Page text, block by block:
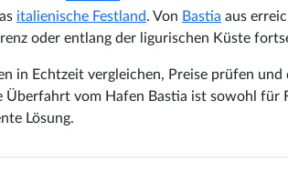
italienische Festland. Von Bastia aus
oder entlang der ligurischen Küste
in Echtzeit vergleichen, Preise prüfen und
Überfahrt vom Hafen Bastia ist sowohl für
Lösung.